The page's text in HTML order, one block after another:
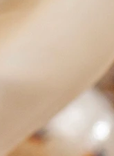
自動返信メールが送られ
がとうございます。」メ
送料を含めた金額が提示
支払いをお願いいたしま